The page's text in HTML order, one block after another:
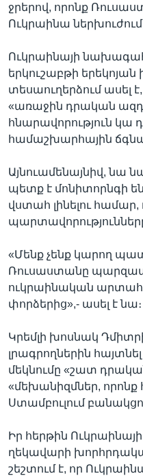
ջրերով, որոնք
Ուկրաինա
Ուկրաինայի նախագահ
երկուշաբթի երեկոյան
տեսաուղերձում ասել
«առաջին դրական
հնարավորություն կա
համաշխարհային
Այնուամենայնիվ, նա
պետք է մոնիտորնգի
վստահ լինելու
«Մենք չենք կարող
Ռուսաստանը
ուկրաինական
փորձերից»,- ասել է նա։
Կրեմլի խոսնակ
լրագրողներին
մեկնումը «շատ
«մեխանիզմներ, որոնք
Ստամբուլում
Իր հերթին
ղեկավարի
շեշտում է, որ